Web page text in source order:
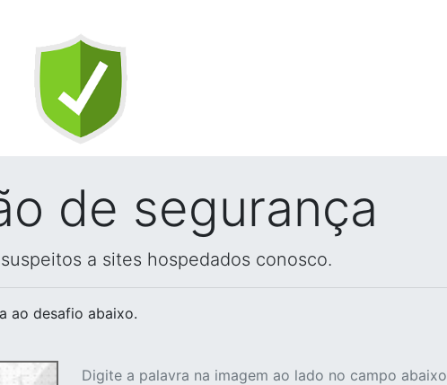
de segurança
a sites hospedados conosco.
ao desafio abaixo.
Digite a palavra na imagem ao lado no campo abaixo